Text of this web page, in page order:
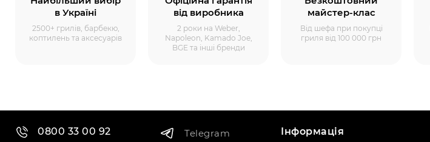
в Україні
2500+ грилів, барбекю,
коптилень та аксесуарів
від виробника
2 роки на Weber,
Napoleon, Kamado Joe,
BGE та інші бренди
майстер-клас
Від шефа при покупці
гриля від 100 000 грн
0800 33 00 92
Telegram
Інформація